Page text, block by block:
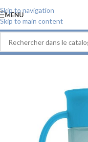
Skip to navigation
Skip to main content
MENU